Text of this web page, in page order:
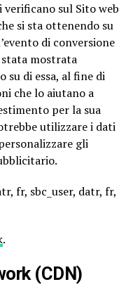
sul Sito web
si sta ottenendo su
di conversione
mostrata
su di essa, al fine di
che lo aiutano a
per la sua
utilizzare i dati
gli
fr, sbc_user, datr, fr,
.
(CDN)